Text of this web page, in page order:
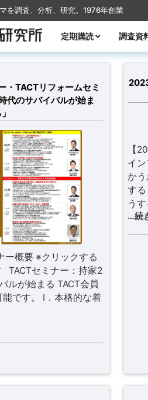
を調査、分析、研究。1976年創業
定期購読
月刊TACT
季刊TACTリフォーム
週刊住宅産業エクスプレス
月刊ハウスメーカーレポート
調査資
全ての
ハウス
ビルダ
エリア
消費者
住宅市場
WEB・
営業ノ
・TACTリフォームセミ
代のサバイバルが始ま
ー概要 ※クリックする
TACTセミナー：持家2
ルが始まる TACT会員
です。 Ⅰ．本格的な着
【
イ
か
す
う
…続